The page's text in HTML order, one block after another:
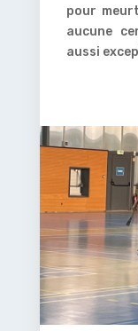
pour
aucune
aussi